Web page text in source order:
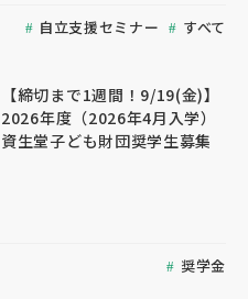
自立支援セミナー すべて
【締切まで1週間！9/19(金)】
2026年度（2026年4月入学）
資生堂子ども財団奨学生募集
奨学金